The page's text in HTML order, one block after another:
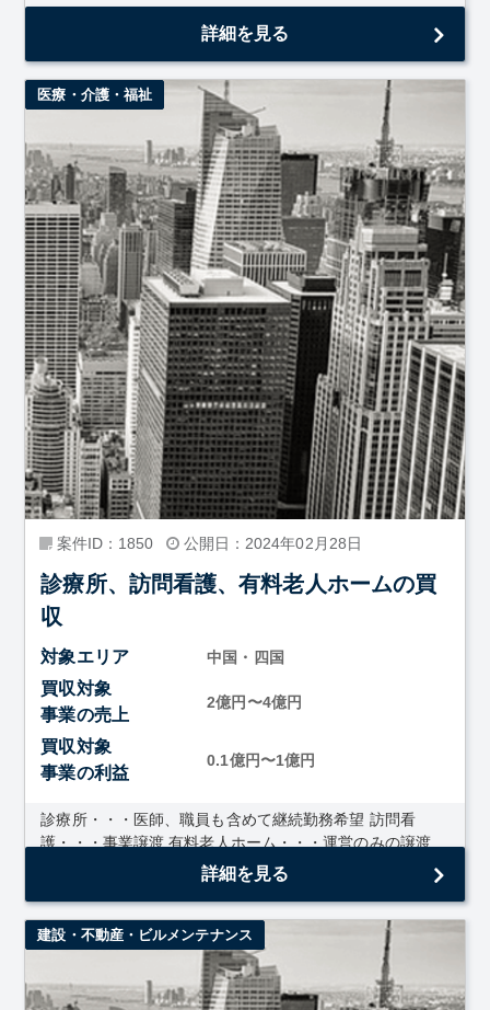
詳細を見る
医療・介護・福祉
案件ID：1850 公開日：2024年02月28日
診療所、訪問看護、有料老人ホームの買
収
対象エリア 中国・四国
買収対象
事業の売上
2億円〜4億円
買収対象
事業の利益
0.1億円〜1億円
診療所・・・医師、職員も含めて継続勤務希望 訪問看
護・・・事業譲渡 有料老人ホーム・・・運営のみの譲渡
詳細を見る
建設・不動産・ビルメンテナンス